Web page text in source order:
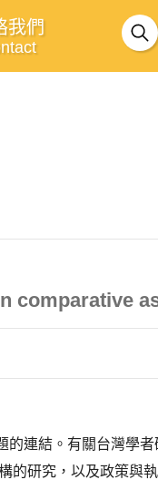
我們
comparative
連結。有關台灣學者
的研究，以及政策與